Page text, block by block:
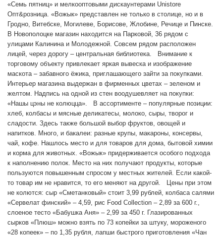
«Семь пятниц» и мелкооптовыми дискаунтерами Unistore
Опт&розница. «Вожык» представлен не только в столице, но и в
Гродно, Витебске, Могилеве, Борисове, Жлобине, Речице и Пинске.
В Новополоцке магазин находится на Парковой, 36 рядом с
улицами Калинина и Молодежной. Совсем рядом расположен
лицей, через дорогу – центральная библиотека. Внимание к
торговому объекту привлекает яркая вывеска и изображение
маскота – забавного ёжика, приглашающего зайти за покупками.
Интерьер магазина выдержан в фирменных цветах – зеленом и
желтом. Надпись на одной из стен воодушевляет на покупки:
«Нашы цэны не колюцца». В ассортименте – популярные позиции:
хлеб, колбасы и мясные деликатесы, молоко, сыры, творог и
сладости. Здесь также большой выбор фруктов, овощей и
напитков. Много, и бакалеи: разные крупы, макароны, консервы,
чай, кофе. Нашлось место и для товаров для дома, бытовой химии
и корма для животных. «Вожык» придерживается особого подхода
к наполнению полок. Место на них получают продукты, которые
пользуются повышенным спросом у местных жителей. Если какой-
то товар им не нравится, то его меняют на другой. Цены при этом
не колются: сыр «Сметанковый» стоит 3,99 рублей, колбаса салями
«Сервелат финский» – 4,59, рис Food Collection – 2,89 за 600 г.,
слоеное тесто «Бабушка Аня» – 2,99 за 450 г. Глазированных
сырков «Плюш» можно взять по 73 копейки за штуку, мороженого
«28 копеек» – по 1,35 рубля, лапши быстрого приготовления «Чан